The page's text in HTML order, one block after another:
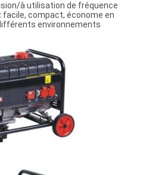
à utilisation de fréquence
compact, économe en
environnements